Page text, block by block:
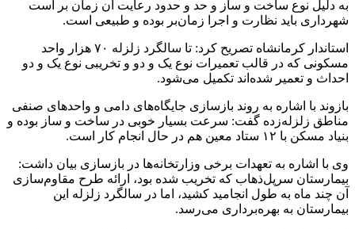
به دلیل نوع ساخت و ساز و حد و حدود رعایت آن زمان بر است
شهرداری باید نظارت و اجرا زمان‌بر بوده و طبیعی است.
استاندار کرمانشاه تصریح کرد: تا سالگرد زلزله ۷۰ هزار واحد
مسکونی که در قالب تعمیرات نوع یک و دو و تخریبی نوع یک و دو
احداث و تعمیر شده‌اند تکمیل می‌شود.
بازوند با اشاره به روند بازسازی جایگاه‌های دامی و واحدهای صنفی
مناطق زلزله‌زده گفت: سرعت بسیار خوبی در ساخت و ساز بوده و
بنیاد مسکن با ۱۲ ستاد معین هم در حال انجام کار است.
وی با اشاره به تعهدات برخی وزارتخانه‌ها در بازسازی بیان داشت:
بیمارستان سرپل‌ذهاب که تخریب شده بود، ارائه طرح مقاوم‌سازی
آن چند ماه به طول انجامید کشید، اما در سالگرد زلزله این
بیمارستان به بهره‌برداری می‌رسد.